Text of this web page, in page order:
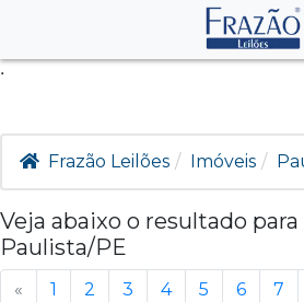
.
Frazão Leilões Imóveis
Veja abaixo o resultado
Paulista/PE
« 1 2 3 4 5 6 7